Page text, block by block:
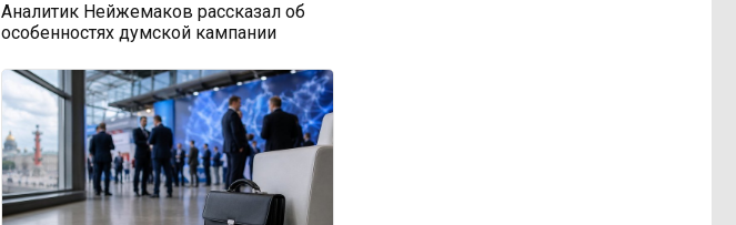
Аналитик Нейжемаков рассказал об
особенностях думской кампании